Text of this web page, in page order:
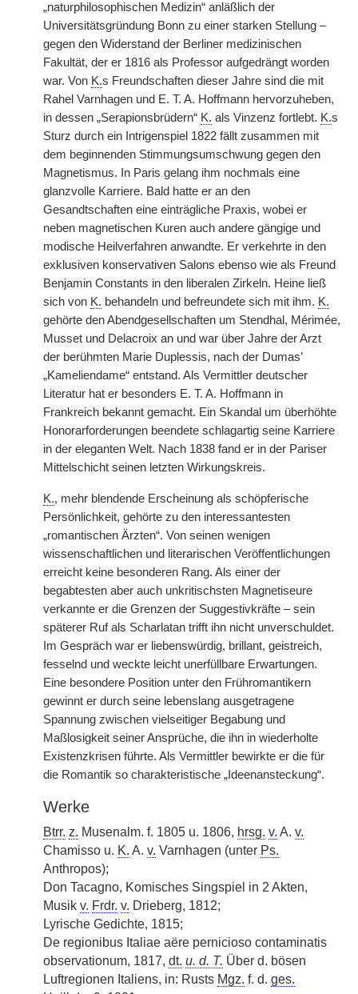
„naturphilosophischen Medizin“ anläßlich der
Universitätsgründung Bonn zu einer starken Stellung –
gegen den Widerstand der Berliner medizinischen
Fakultät, der er 1816 als Professor aufgedrängt worden
war. Von K.s Freundschaften dieser Jahre sind die mit
Rahel Varnhagen und E. T. A. Hoffmann hervorzuheben,
in dessen „Serapionsbrüdern“ K. als Vinzenz fortlebt. K.s
Sturz durch ein Intrigenspiel 1822 fällt zusammen mit
dem beginnenden Stimmungsumschwung gegen den
Magnetismus. In Paris gelang ihm nochmals eine
glanzvolle Karriere. Bald hatte er an den
Gesandtschaften eine einträgliche Praxis, wobei er
neben magnetischen Kuren auch andere gängige und
modische Heilverfahren anwandte. Er verkehrte in den
exklusiven konservativen Salons ebenso wie als Freund
Benjamin Constants in den liberalen Zirkeln. Heine ließ
sich von K. behandeln und befreundete sich mit ihm. K.
gehörte den Abendgesellschaften um Stendhal, Mérimée,
Musset und Delacroix an und war über Jahre der Arzt
der berühmten Marie Duplessis, nach der Dumas’
„Kameliendame“ entstand. Als Vermittler deutscher
Literatur hat er besonders E. T. A. Hoffmann in
Frankreich bekannt gemacht. Ein Skandal um überhöhte
Honorarforderungen beendete schlagartig seine Karriere
in der eleganten Welt. Nach 1838 fand er in der Pariser
Mittelschicht seinen letzten Wirkungskreis.
K., mehr blendende Erscheinung als schöpferische
Persönlichkeit, gehörte zu den interessantesten
„romantischen Ärzten“. Von seinen wenigen
wissenschaftlichen und literarischen Veröffentlichungen
erreicht keine besonderen Rang. Als einer der
begabtesten aber auch unkritischsten Magnetiseure
verkannte er die Grenzen der Suggestivkräfte – sein
späterer Ruf als Scharlatan trifft ihn nicht unverschuldet.
Im Gespräch war er liebenswürdig, brillant, geistreich,
fesselnd und weckte leicht unerfüllbare Erwartungen.
Eine besondere Position unter den Frühromantikern
gewinnt er durch seine lebenslang ausgetragene
Spannung zwischen vielseitiger Begabung und
Maßlosigkeit seiner Ansprüche, die ihn in wiederholte
Existenzkrisen führte. Als Vermittler bewirkte er die für
die Romantik so charakteristische „Ideenansteckung“.
Werke
Btrr. z. Musenalm. f. 1805 u. 1806, hrsg. v. A. v.
Chamisso u. K. A. v. Varnhagen (unter Ps.
Anthropos);
Don Tacagno, Komisches Singspiel in 2 Akten,
Musik v. Frdr. v. Drieberg, 1812;
Lyrische Gedichte, 1815;
De regionibus Italiae aëre pernicioso contaminatis
observationum, 1817, dt. u. d. T. Über d. bösen
Luftregionen Italiens, in: Rusts Mgz. f. d. ges.